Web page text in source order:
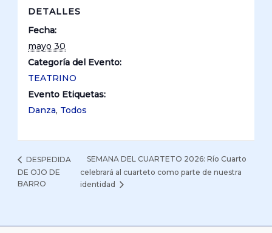
DETALLES
Fecha:
mayo 30
Categoría del Evento:
TEATRINO
Evento Etiquetas:
Danza, Todos
DESPEDIDA
DE OJO DE
BARRO
SEMANA DEL CUARTETO 2026: Río Cuarto
celebrará al cuarteto como parte de nuestra
identidad